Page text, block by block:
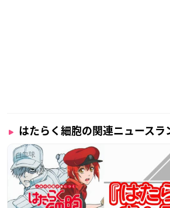
はたらく細胞の関連ニュースラ